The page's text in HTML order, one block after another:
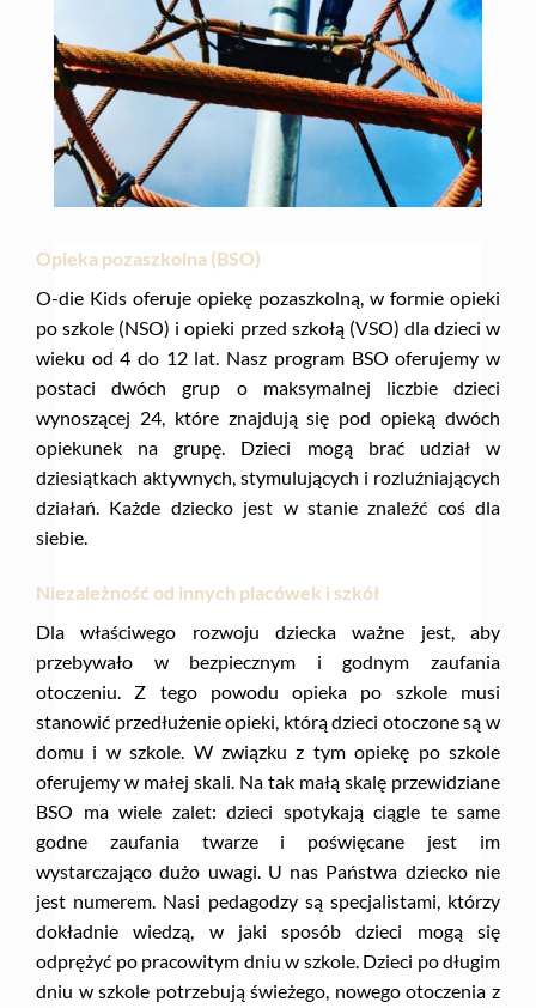
Opieka pozaszkolna (BSO)
O-die Kids oferuje opiekę pozaszkolną, w formie opieki
po szkole (NSO) i opieki przed szkołą (VSO) dla dzieci w
wieku od 4 do 12 lat. Nasz program BSO oferujemy w
postaci dwóch grup o maksymalnej liczbie dzieci
wynoszącej 24, które znajdują się pod opieką dwóch
opiekunek na grupę. Dzieci mogą brać udział w
dziesiątkach aktywnych, stymulujących i rozluźniających
działań. Każde dziecko jest w stanie znaleźć coś dla
siebie.
Niezależność od innych placówek i szkół
Dla właściwego rozwoju dziecka ważne jest, aby
przebywało w bezpiecznym i godnym zaufania
otoczeniu. Z tego powodu opieka po szkole musi
stanowić przedłużenie opieki, którą dzieci otoczone są w
domu i w szkole. W związku z tym opiekę po szkole
oferujemy w małej skali. Na tak małą skalę przewidziane
BSO ma wiele zalet: dzieci spotykają ciągle te same
godne zaufania twarze i poświęcane jest im
wystarczająco dużo uwagi. U nas Państwa dziecko nie
jest numerem. Nasi pedagodzy są specjalistami, którzy
dokładnie wiedzą, w jaki sposób dzieci mogą się
odprężyć po pracowitym dniu w szkole. Dzieci po długim
dniu w szkole potrzebują świeżego, nowego otoczenia z